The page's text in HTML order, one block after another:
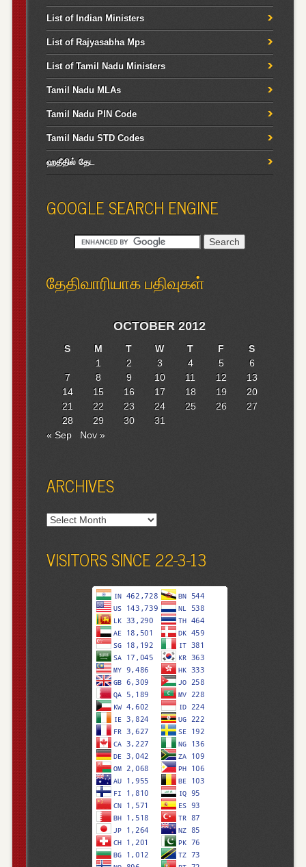
List of Indian Ministers
List of Rajyasabha Mps
List of Tamil Nadu Ministers
Tamil Nadu MLAs
Tamil Nadu PIN Code
Tamil Nadu STD Codes
ஹதீதில் தேட
GOOGLE SEARCH ENGINE
தேதிவாரியாக பதிவுகள்
OCTOBER 2012
S M T W T F
S
1
2 3 4 5
6
7
8 9 10 11 12
13
14
15 16 17 18 19
20
21
22 23 24 25 26
27
28
29 30
31
« Sep
Nov »
ARCHIVES
Archives
VISITORS SINCE 22-3-13